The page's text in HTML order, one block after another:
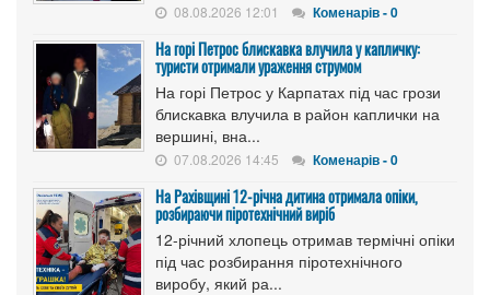
08.08.2026 12:01 Коменарів - 0
На горі Петрос блискавка влучила у капличку:
туристи отримали ураження струмом
На горі Петрос у Карпатах під час грози
блискавка влучила в район каплички на
вершині, вна...
07.08.2026 14:45 Коменарів - 0
На Рахівщині 12-річна дитина отримала опіки,
розбираючи піротехнічний виріб
12-річний хлопець отримав термічні опіки
під час розбирання піротехнічного
виробу, який ра...